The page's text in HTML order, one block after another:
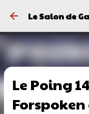
Le Salon de
Le Poing